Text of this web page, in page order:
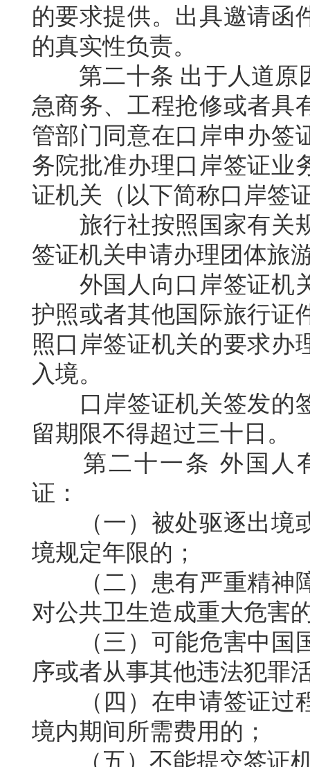
的要求提供。出具邀请函
的真实性负责。
第二十条 出于人道原
急商务、工程抢修或者具
管部门同意在口岸申办签
务院批准办理口岸签证业
证机关（以下简称口岸签
旅行社按照国家有关
签证机关申请办理团体旅
外国人向口岸签证机
护照或者其他国际旅行证
照口岸签证机关的要求办
入境。
口岸签证机关签发的
留期限不得超过三十日。
第二十一条 外国人
证：
（一）被处驱逐出
境规定年限的；
（二）患有严重精
对公共卫生造成重大危害
（三）可能危害中
序或者从事其他违法犯罪
（四）在申请签证
境内期间所需费用的；
（五）不能提交签证